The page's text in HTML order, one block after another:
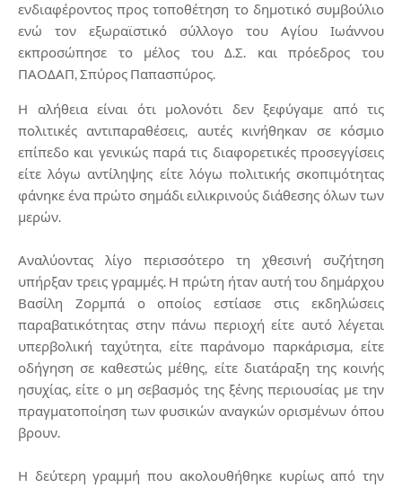
ενδιαφέροντος προς τοποθέτηση το δημοτικό συμβούλιο
ενώ τον εξωραϊστικό σύλλογο του Αγίου Ιωάννου
εκπροσώπησε το μέλος του Δ.Σ. και πρόεδρος του
ΠΑΟΔΑΠ, Σπύρος Παπασπύρος.
Η αλήθεια είναι ότι μολονότι δεν ξεφύγαμε από τις
πολιτικές αντιπαραθέσεις, αυτές κινήθηκαν σε κόσμιο
επίπεδο και γενικώς παρά τις διαφορετικές προσεγγίσεις
είτε λόγω αντίληψης είτε λόγω πολιτικής σκοπιμότητας
φάνηκε ένα πρώτο σημάδι ειλικρινούς διάθεσης όλων των
μερών.
Αναλύοντας λίγο περισσότερο τη χθεσινή συζήτηση
υπήρξαν τρεις γραμμές. Η πρώτη ήταν αυτή του δημάρχου
Βασίλη Ζορμπά ο οποίος εστίασε στις εκδηλώσεις
παραβατικότητας στην πάνω περιοχή είτε αυτό λέγεται
υπερβολική ταχύτητα, είτε παράνομο παρκάρισμα, είτε
οδήγηση σε καθεστώς μέθης, είτε διατάραξη της κοινής
ησυχίας, είτε ο μη σεβασμός της ξένης περιουσίας με την
πραγματοποίηση των φυσικών αναγκών ορισμένων όπου
βρουν.
Η δεύτερη γραμμή που ακολουθήθηκε κυρίως από την